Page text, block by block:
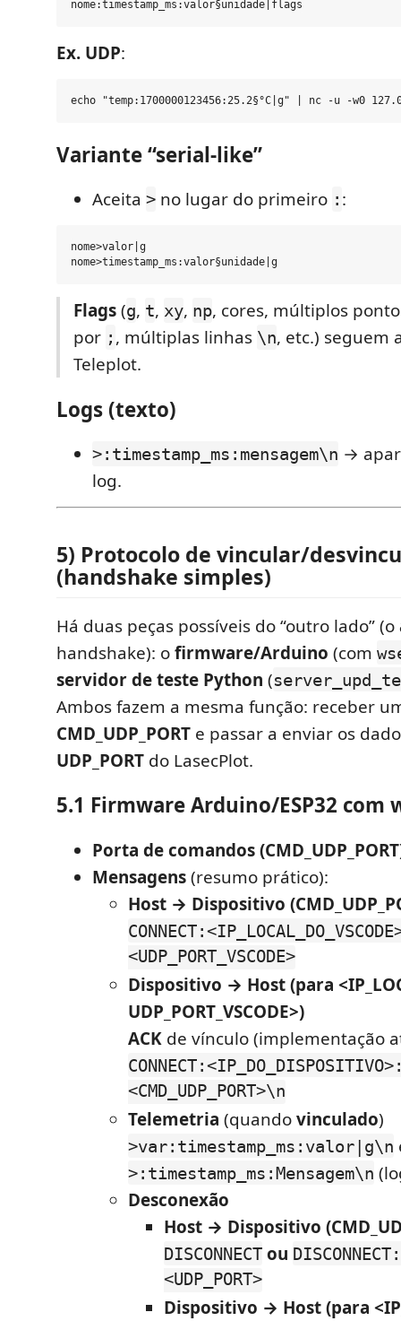
Ex. UDP:
Variante “serial-like”
Aceita > no lugar do primeiro : :
nome>valor|g
Flags(g, t, xy, np, cores, múltiplos
por ; , múltiplas linhas \n, etc.) seguem
Teleplot.
Logs (texto)
>:timestamp_ms:mensagem\n →
log.
5) Protocolo de vincular/
(handshake simples)
Há duas peças possíveis do “outro lado” (o
handshake): ofirmware/Arduino (com
servidor de teste Python (
Ambos fazem a mesma função: receber
CMD_UDP_PORT e passar a enviar os
UDP_PORT do LasecPlot.
5.1 Firmware Arduino/ESP32 com
Porta de comandos
Mensagens(resumo prático):
Host → Dispositivo
<UDP_PORT_VSCODE>
Dispositivo → Host (para
UDP_PORT_VSCODE>)
ACK de vínculo (implementação
<CMD_UDP_PORT>\n
Telemetria (quandovinculado)
>var:timestamp_ms:valor|g\n
>:timestamp_ms:Mensagem\n
Desconexão
Host → Dispositivo
DISCONNECT ou
<UDP_PORT>
Dispositivo → Host (para